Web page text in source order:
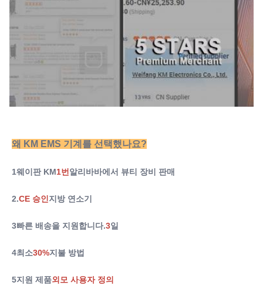
왜 KM EMS 기계를 선택했나요?
1웨이판 KM1번 알리바바에서 뷰티 장비 판매
2.CE 승인 지방 연소기
3빠른 배송을 지원합니다.3일
4최소30%지불 방법
5지원 제품외모 사용자 정의